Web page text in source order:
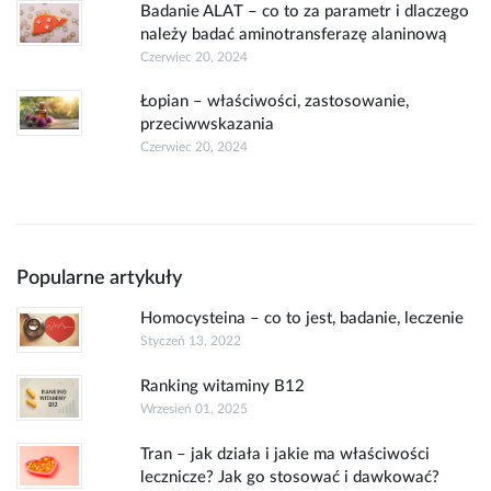
Badanie ALAT – co to za parametr i dlaczego
należy badać aminotransferazę alaninową
Czerwiec 20, 2024
Łopian – właściwości, zastosowanie,
przeciwwskazania
Czerwiec 20, 2024
Popularne artykuły
Homocysteina – co to jest, badanie, leczenie
Styczeń 13, 2022
Ranking witaminy B12
Wrzesień 01, 2025
Tran – jak działa i jakie ma właściwości
lecznicze? Jak go stosować i dawkować?